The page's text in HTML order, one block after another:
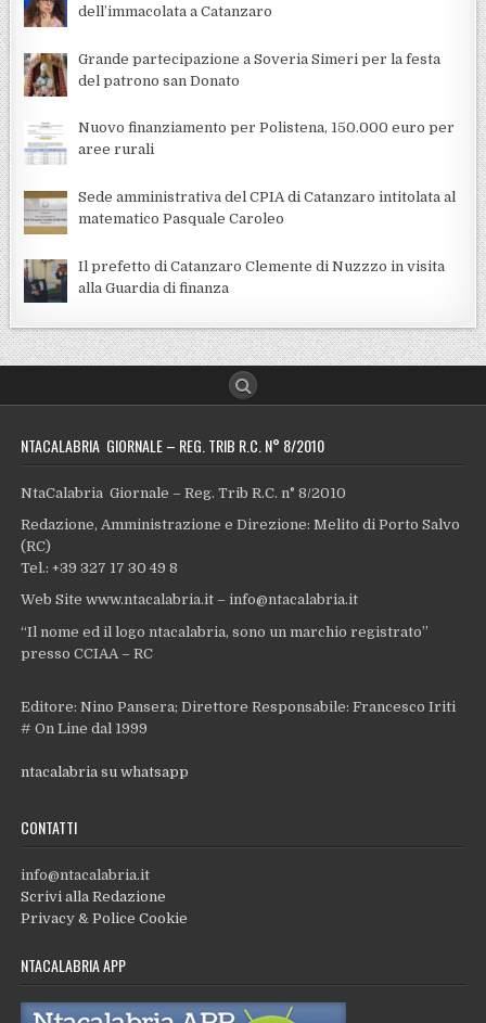
dell’immacolata a Catanzaro
Grande partecipazione a Soveria Simeri per la festa
del patrono san Donato
Nuovo finanziamento per Polistena, 150.000 euro per
aree rurali
Sede amministrativa del CPIA di Catanzaro intitolata al
matematico Pasquale Caroleo
Il prefetto di Catanzaro Clemente di Nuzzzo in visita
alla Guardia di finanza
NTACALABRIA GIORNALE – REG. TRIB R.C. N° 8/2010
NtaCalabria Giornale – Reg. Trib R.C. n° 8/2010
Redazione, Amministrazione e Direzione: Melito di Porto Salvo
(RC)
Tel.: +39 327 17 30 49 8
Web Site www.ntacalabria.it – info@ntacalabria.it
“Il nome ed il logo ntacalabria, sono un marchio registrato”
presso CCIAA – RC
Editore: Nino Pansera; Direttore Responsabile: Francesco Iriti
# On Line dal 1999
ntacalabria su whatsapp
CONTATTI
info@ntacalabria.it
Scrivi alla Redazione
Privacy & Police Cookie
NTACALABRIA APP